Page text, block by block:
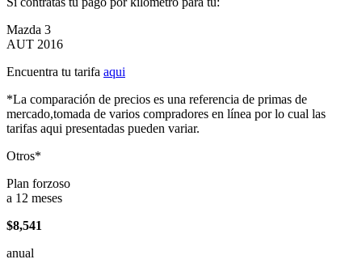
Mazda 3
AUT 2016
Encuentra tu tarifa aqui
*La comparación de precios es una referencia de primas de
mercado,tomada de varios compradores en línea por lo cual las
tarifas aqui presentadas pueden variar.
Otros*
Plan forzoso
a 12 meses
$8,541
anual